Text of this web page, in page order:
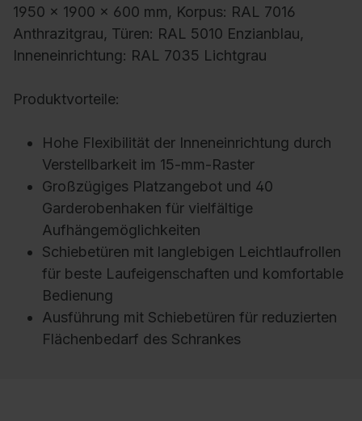
1950 x 1900 x 600 mm, Korpus: RAL 7016
Anthrazitgrau, Türen: RAL 5010 Enzianblau,
Inneneinrichtung: RAL 7035 Lichtgrau
Produktvorteile:
Hohe Flexibilität der Inneneinrichtung durch
Verstellbarkeit im 15-mm-Raster
Großzügiges Platzangebot und 40
Garderobenhaken für vielfältige
Aufhängemöglichkeiten
Schiebetüren mit langlebigen Leichtlaufrollen
für beste Laufeigenschaften und komfortable
Bedienung
Ausführung mit Schiebetüren für reduzierten
Flächenbedarf des Schrankes